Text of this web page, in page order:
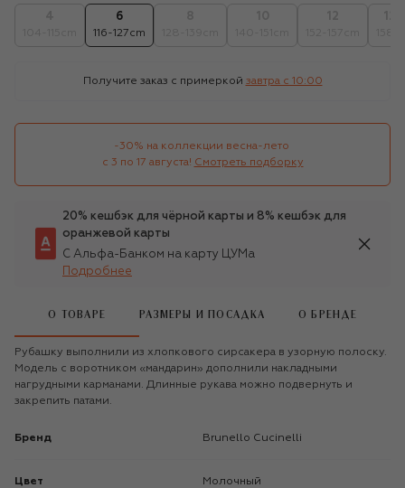
6
116-127cm
Получите заказ с примеркой завтра c 10:00
-30% на коллекции весна-лето
с 3 по 17 августа! Смотреть подборку
20% кешбэк для чёрной карты и 8% кешбэк для
оранжевой карты
С Альфа-Банком на карту ЦУМа
Подробнее
О ТОВАРЕ РАЗМЕРЫ И ПОСАДКА О БРЕНДЕ
Рубашку выполнили из хлопкового сирсакера в узорную полоску.
Модель с воротником «мандарин» дополнили накладными
нагрудными карманами. Длинные рукава можно подвернуть и
закрепить патами.
Бренд Brunello Cucinelli
Цвет Молочный